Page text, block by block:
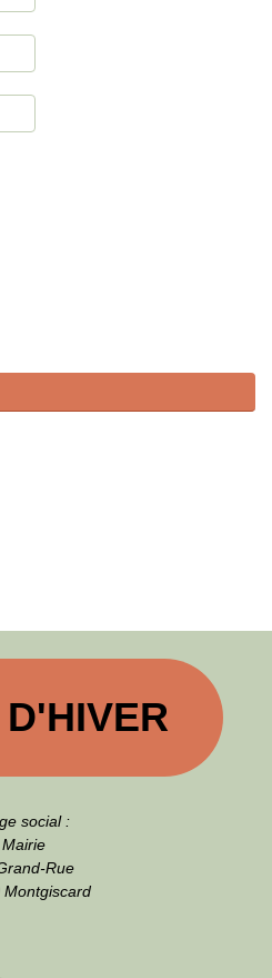
social :
Mairie
Rue
Montgiscard